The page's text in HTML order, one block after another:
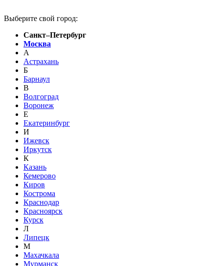
Выберите свой город:
Санкт–Петербург
Москва
А
Астрахань
Б
Барнаул
В
Волгоград
Воронеж
Е
Екатеринбург
И
Ижевск
Иркутск
К
Казань
Кемерово
Киров
Кострома
Краснодар
Красноярск
Курск
Л
Липецк
М
Махачкала
Мурманск